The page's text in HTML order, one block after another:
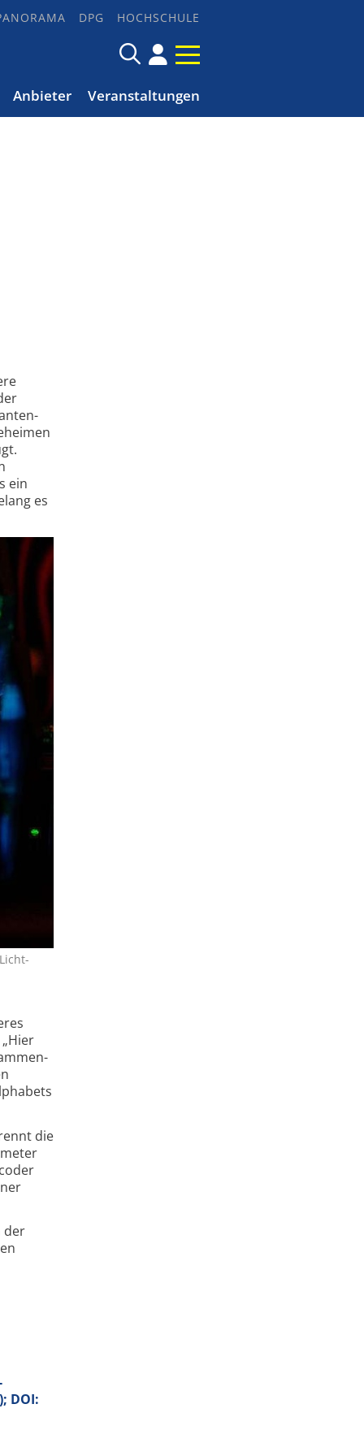
DPG HOCHSCHULE
Anbieter Veranstaltungen
ein
es
die
der
DOI: